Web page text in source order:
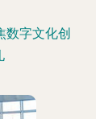
数字文化创